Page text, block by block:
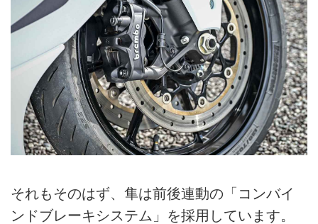
それもそのはず、隼は前後連動の「コンバイ
ンドブレーキシステム」を採用しています。